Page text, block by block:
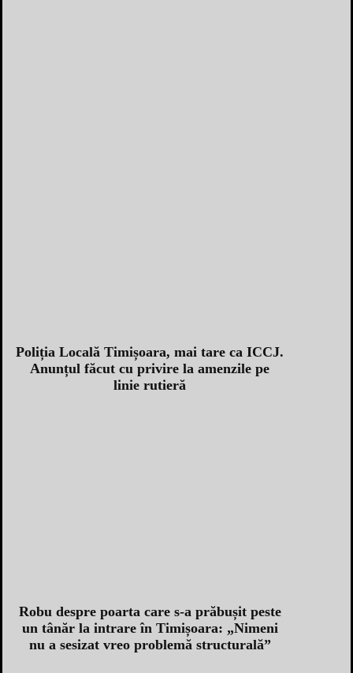
Poliția Locală Timișoara, mai tare ca ICCJ.
Anunțul făcut cu privire la amenzile pe
linie rutieră
Robu despre poarta care s-a prăbușit peste
un tânăr la intrare în Timișoara: „Nimeni
nu a sesizat vreo problemă structurală”